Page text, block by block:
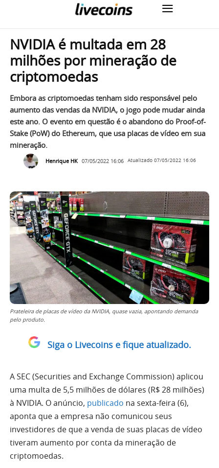
NVIDIA é multada em 28
milhões por mineração de
criptomoedas
Embora as criptomoedas tenham sido responsável pelo
aumento das vendas da NVIDIA, o jogo pode mudar ainda
este ano. O evento em questão é o abandono do Proof-of-
Stake (PoW) do Ethereum, que usa placas de vídeo em sua
mineração.
Henrique HK 07/05/2022 16:06 Atualizado 07/05/2022 16:06
Prateleira de placas de vídeo da NVIDIA, quase vazia, apontando demanda
pelo produto.
Siga o Livecoins e fique atualizado.
A SEC (Securities and Exchange Commission) aplicou
uma multa de 5,5 milhões de dólares (R$ 28 milhões)
à NVIDIA. O anúncio, publicado na sexta-feira (6),
aponta que a empresa não comunicou seus
investidores de que a venda de suas placas de vídeo
tiveram aumento por conta da mineração de
criptomoedas.